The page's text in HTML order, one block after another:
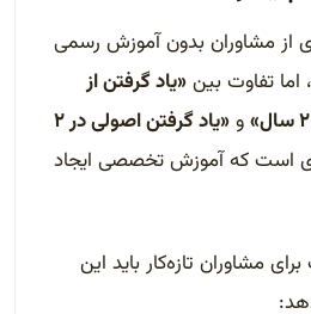
مشاوران بدون آموزش رسمی
اما تفاوت بین«یاد گرفتن از
و
«یاد گرفتن اصولی در ۲
است که آموزش تخصصی ایجاد
مشاوران تازه‌کار باید این